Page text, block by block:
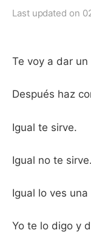
Last updated on
Te voy a dar un
Después haz
Igual te sirve.
Igual no te sirve.
Igual lo ves
Yo te lo digo y